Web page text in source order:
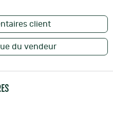
client
du vendeur